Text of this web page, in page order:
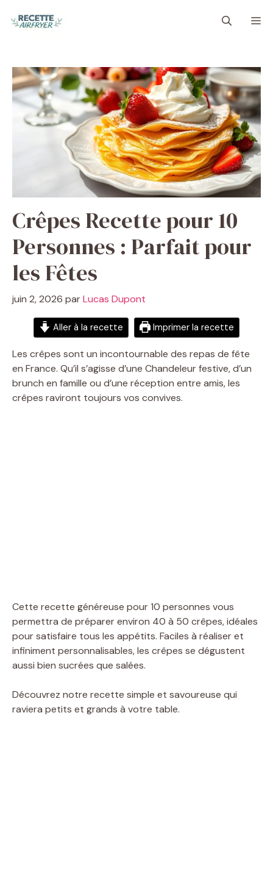
Crêpes Recette pour 10
Personnes : Parfait pour
les Fêtes
juin 2, 2026 parLucas Dupont
Aller à la recette Imprimer la recette
Les crêpes sont un incontournable des repas de fête
en France. Qu’il s’agisse d’une Chandeleur festive, d’un
brunch en famille ou d’une réception entre amis, les
crêpes raviront toujours vos convives.
Cette recette généreuse pour 10 personnes vous
permettra de préparer environ 40 à 50 crêpes, idéales
pour satisfaire tous les appétits. Faciles à réaliser et
infiniment personnalisables, les crêpes se dégustent
aussi bien sucrées que salées.
Découvrez notre recette simple et savoureuse qui
raviera petits et grands à votre table.